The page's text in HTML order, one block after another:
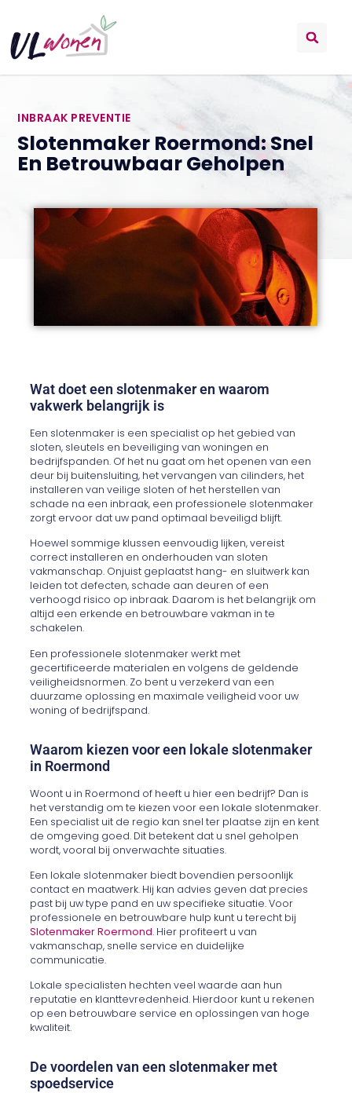
INBRAAK PREVENTIE
Slotenmaker Roermond: Snel
En Betrouwbaar Geholpen
Wat doet een slotenmaker en waarom
vakwerk belangrijk is
Een slotenmaker is een specialist op het gebied van
sloten, sleutels en beveiliging van woningen en
bedrijfspanden. Of het nu gaat om het openen van een
deur bij buitensluiting, het vervangen van cilinders, het
installeren van veilige sloten of het herstellen van
schade na een inbraak, een professionele slotenmaker
zorgt ervoor dat uw pand optimaal beveiligd blijft.
Hoewel sommige klussen eenvoudig lijken, vereist
correct installeren en onderhouden van sloten
vakmanschap. Onjuist geplaatst hang- en sluitwerk kan
leiden tot defecten, schade aan deuren of een
verhoogd risico op inbraak. Daarom is het belangrijk om
altijd een erkende en betrouwbare vakman in te
schakelen.
Een professionele slotenmaker werkt met
gecertificeerde materialen en volgens de geldende
veiligheidsnormen. Zo bent u verzekerd van een
duurzame oplossing en maximale veiligheid voor uw
woning of bedrijfspand.
Waarom kiezen voor een lokale slotenmaker
in Roermond
Woont u in Roermond of heeft u hier een bedrijf? Dan is
het verstandig om te kiezen voor een lokale slotenmaker.
Een specialist uit de regio kan snel ter plaatse zijn en kent
de omgeving goed. Dit betekent dat u snel geholpen
wordt, vooral bij onverwachte situaties.
Een lokale slotenmaker biedt bovendien persoonlijk
contact en maatwerk. Hij kan advies geven dat precies
past bij uw type pand en uw specifieke situatie. Voor
professionele en betrouwbare hulp kunt u terecht bij
Slotenmaker Roermond. Hier profiteert u van
vakmanschap, snelle service en duidelijke
communicatie.
Lokale specialisten hechten veel waarde aan hun
reputatie en klanttevredenheid. Hierdoor kunt u rekenen
op een betrouwbare service en oplossingen van hoge
kwaliteit.
De voordelen van een slotenmaker met
spoedservice